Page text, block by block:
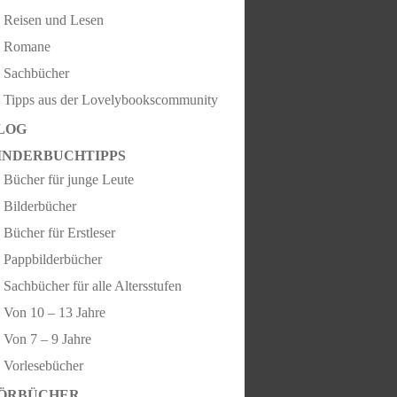
Reisen und Lesen
Romane
Sachbücher
Tipps aus der Lovelybookscommunity
Bücher für junge Leute
Bilderbücher
Bücher für Erstleser
Pappbilderbücher
Sachbücher für alle Altersstufen
Von 10 – 13 Jahre
Von 7 – 9 Jahre
Vorlesebücher